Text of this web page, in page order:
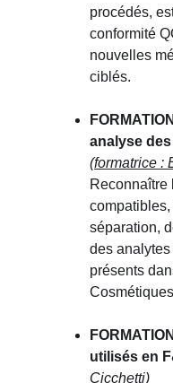
procédés,
conformité
nouvelles
ciblés.
analyse
(formatrice :
Reconnaître
séparation,
des
présents
utilisés en
Cicchetti)